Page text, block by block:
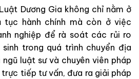
Dương Gia không chỉ nằm ở
tục hành chính mà còn ở việc
nghiệp để rà soát các rủi ro
trong quá trình chuyển địa
luật sư và chuyên viên pháp
tiếp tư vấn, đưa ra giải pháp